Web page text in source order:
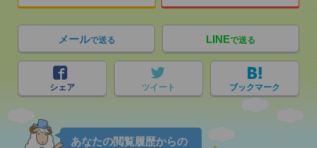
メールで送る LINEで送る
シェア ツイート ブックマーク
あなたの閲覧履歴からの